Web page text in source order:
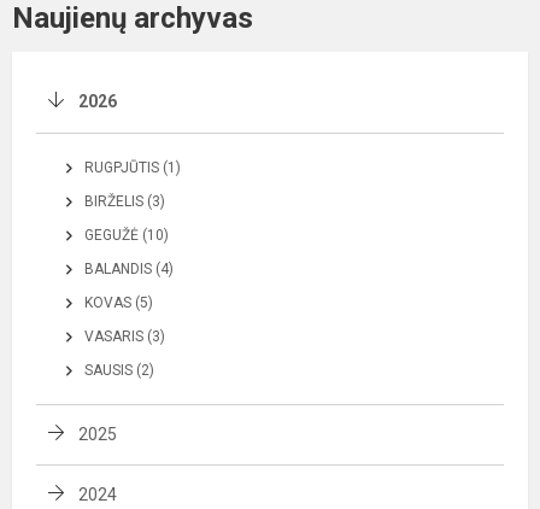
Naujienų archyvas
2026
RUGPJŪTIS (1)
BIRŽELIS (3)
GEGUŽĖ (10)
BALANDIS (4)
KOVAS (5)
VASARIS (3)
SAUSIS (2)
2025
2024